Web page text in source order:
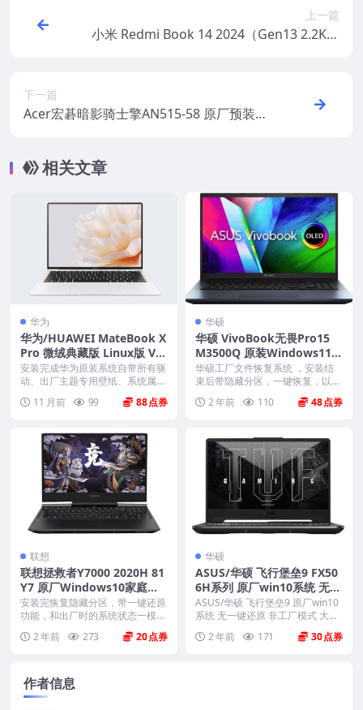
上一篇
小米 Redmi Book 14 2024（Gen13 2.2K）
下一篇
Acer宏碁暗影骑士擎AN515-58 原厂预装wi
相关文章
华为
华为/HUAWEI MateBook X
Pro 微绒典藏版 Linux版 VG
HH-XX 原厂Win11 24H2系
统 工厂文件 带F10智能还原
安装完成华为原装系统自带所有驱
动、出厂主题专用壁纸、系统属性
11 月前 99 88
华硕
华硕 VivoBook无畏Pro15
M3500Q 原装Windows11-2
1H2 原厂系统 工厂模式 带A
SUS Recovery恢复功能
华硕工厂文件恢复系统 ，安装结
束后带隐藏分区，一键恢复，以及
2 年前 110 48
联想
联想拯救者Y7000 2020H 81
Y7 原厂Windows10家庭中
文版恢复镜像 原厂oem系统
安装完恢复隐藏分区，带一键还原
功能，和出厂时的系统状态一模一
2 年前 273 20
华硕
ASUS/华硕 飞行堡垒9 FX50
6H系列 原厂win10系统 无一
键还原 非工厂模式
ASUS/华硕 飞行堡垒9 原厂win10
系统 无一键还原 非工厂模式 大
2 年前 171 30
作者信息